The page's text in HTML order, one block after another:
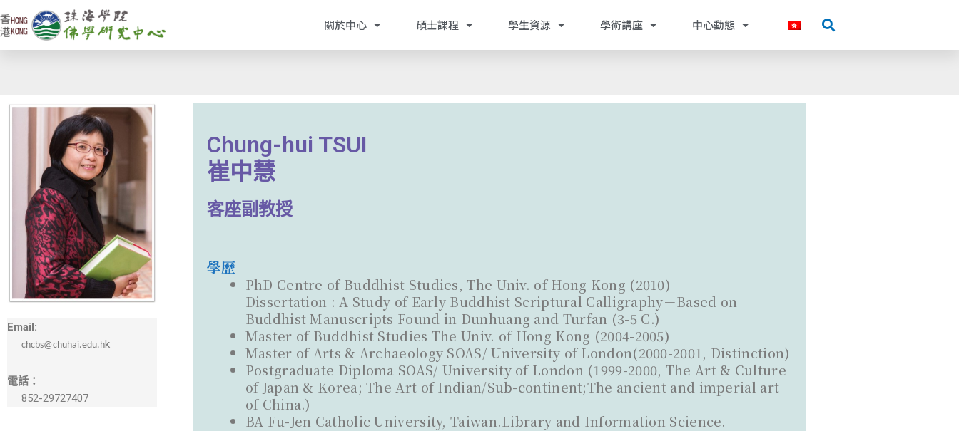
to
content
關於中心 碩士課程 學生資源 學術講座 中心動態
Email:
chcbs@chuhai.edu.hk
電話：
852-29727407
Chung-hui TSUI
崔中慧
客座副教授
學歷
PhD Centre of Buddhist Studies, The Univ. of Hong Kong (2010)
Dissertation : A Study of Early Buddhist Scriptural Calligraphy－Based on
Buddhist Manuscripts Found in Dunhuang and Turfan (3-5 C.)
Master of Buddhist Studies The Univ. of Hong Kong (2004-2005)
Master of Arts & Archaeology SOAS/ University of London(2000-2001, Distinction)
Postgraduate Diploma SOAS/ University of London (1999-2000, The Art & Culture
of Japan & Korea; The Art of Indian/Sub-continent;The ancient and imperial art
of China.)
BA Fu-Jen Catholic University, Taiwan.Library and Information Science.